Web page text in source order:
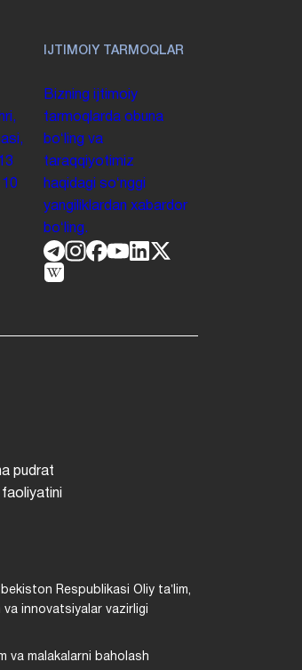
IJTIMOIY TARMOQLAR
Bizning ijtimoiy
tarmoqlarda obuna
boʻling va
taraqqiyotimiz
haqidagi soʻnggi
yangiliklardan xabardor
boʻling.
pudrat
Respublikasi Oliy taʼlim,
va innovatsiyalar vazirligi
va malakalarni baholash